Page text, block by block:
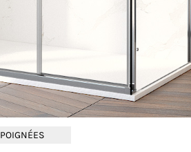
POIGNÉES